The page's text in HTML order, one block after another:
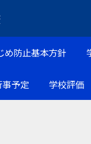
め防止基本方針
事予定 学校評価